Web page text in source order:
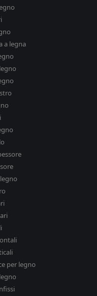
a legna
per legno